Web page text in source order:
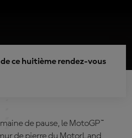
ce huitième rendez-vous
de pause, le MotoGP™
de pierre du MotorLand